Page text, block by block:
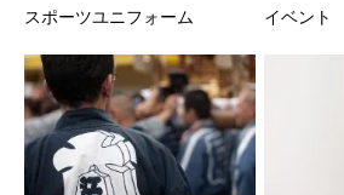
スポーツユニフォーム イベント